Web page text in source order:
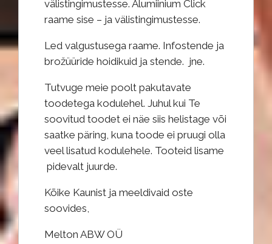
välistingimustesse. Alumiinium Click
raame sise – ja välistingimustesse.
Led valgustusega raame. Infostende ja
brožüüride hoidikuid ja stende. jne.
Tutvuge meie poolt pakutavate
toodetega kodulehel. Juhul kui Te
soovitud toodet ei näe siis helistage või
saatke päring, kuna toode ei pruugi olla
veel lisatud kodulehele. Tooteid lisame
pidevalt juurde.
Kõike Kaunist ja meeldivaid oste
soovides,
Melton ABW OÜ